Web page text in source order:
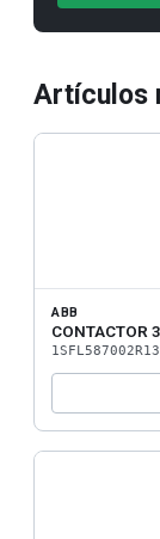
Artículos
ABB
CONTACTOR